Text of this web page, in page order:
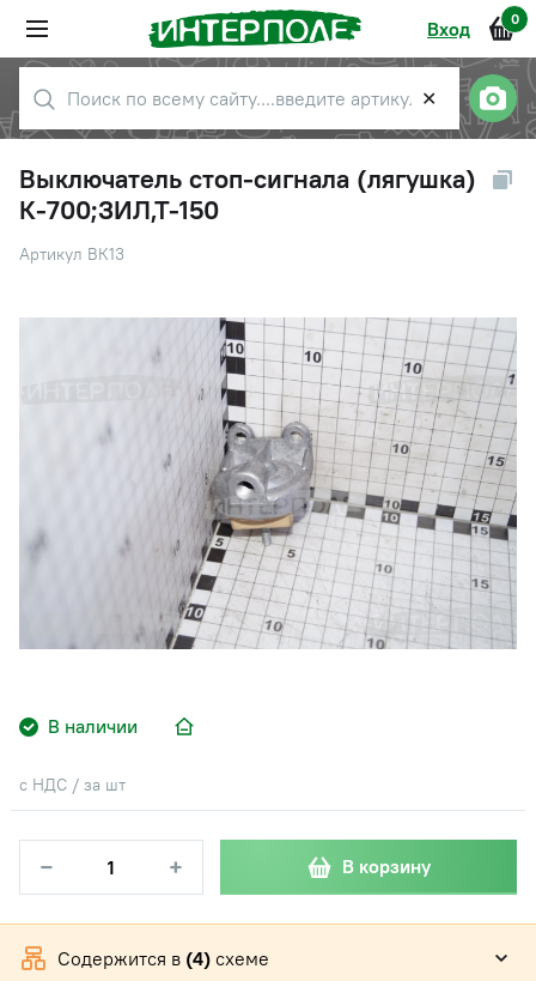
Вход 0
✕
Выключатель стоп-сигнала (лягушка)
К-700;ЗИЛ,Т-150
Артикул ВК13
В наличии
с НДС / за шт
− + В корзину
Содержится в (4) схеме